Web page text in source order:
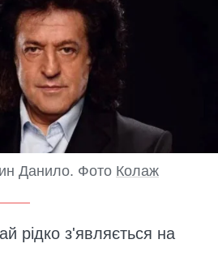
Данило. Фото Колаж
рідко з'являється на